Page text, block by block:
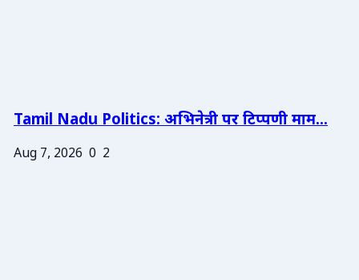
Tamil Nadu Politics: अभिनेत्री पर टिप्पणी माम...
Aug 7, 2026 0 2